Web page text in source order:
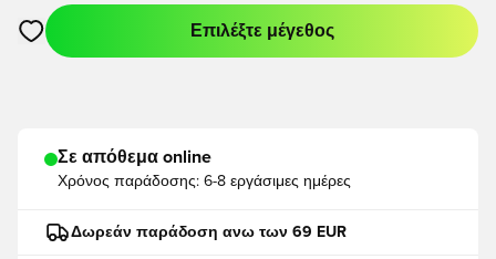
Ανοίγει ένα Modal για να συνδεθείτε ή να εγγραφείτε ως
Επιλέξτε μέγεθος
Σε απόθεμα online
Χρόνος παράδοσης: 6-8 εργάσιμες ημέρες
Δωρεάν παράδοση ανω των 69 EUR